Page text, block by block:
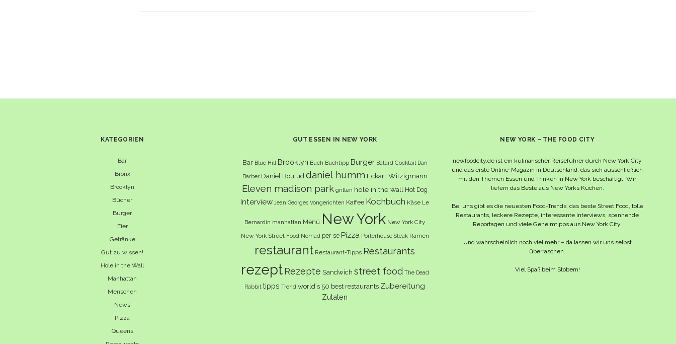
KATEGORIEN
Bar
Bronx
Brooklyn
Bücher
Burger
Eier
Getränke
Gut zu wissen!
Hole in the Wall
Manhattan
Menschen
News
Pizza
Queens
GUT ESSEN IN NEW YORK
Bar Blue Hill Brooklyn Buch Buchtipp Burger Bâtard Cocktail Dan
Barber Daniel Boulud daniel humm Eckart Witzigmann
Eleven madison park grillen hole in the wall Hot Dog
Interview Jean Georges Vongerichten Kaffee Kochbuch Käse Le
Bernardin manhattan Menü New York New York City
New York Street Food Nomad per se Pizza Porterhouse Steak Ramen
restaurant Restaurant-Tipps Restaurants
rezept Rezepte Sandwich street food The Dead
Rabbit tipps Trend world´s 50 best restaurants Zubereitung
Zutaten
NEW YORK – THE FOOD CITY
newfoodcity.de ist ein kulinarischer Reiseführer durch New York City
und das erste Online-Magazin in Deutschland, das sich ausschließlich
mit den Themen Essen und Trinken in New York beschäftigt. Wir
liefern das Beste aus New Yorks Küchen.
Bei uns gibt es die neuesten Food-Trends, das beste Street Food, tolle
Restaurants, leckere Rezepte, interessante Interviews, spannende
Reportagen und viele Geheimtipps aus New York City.
Und wahrscheinlich noch viel mehr – da lassen wir uns selbst
überraschen.
Viel Spaß beim Stöbern!